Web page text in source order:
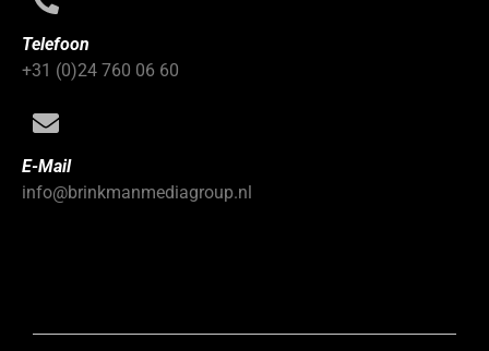
Telefoon
+31 (0)24 760 06 60
E-Mail
info@brinkmanmediagroup.nl